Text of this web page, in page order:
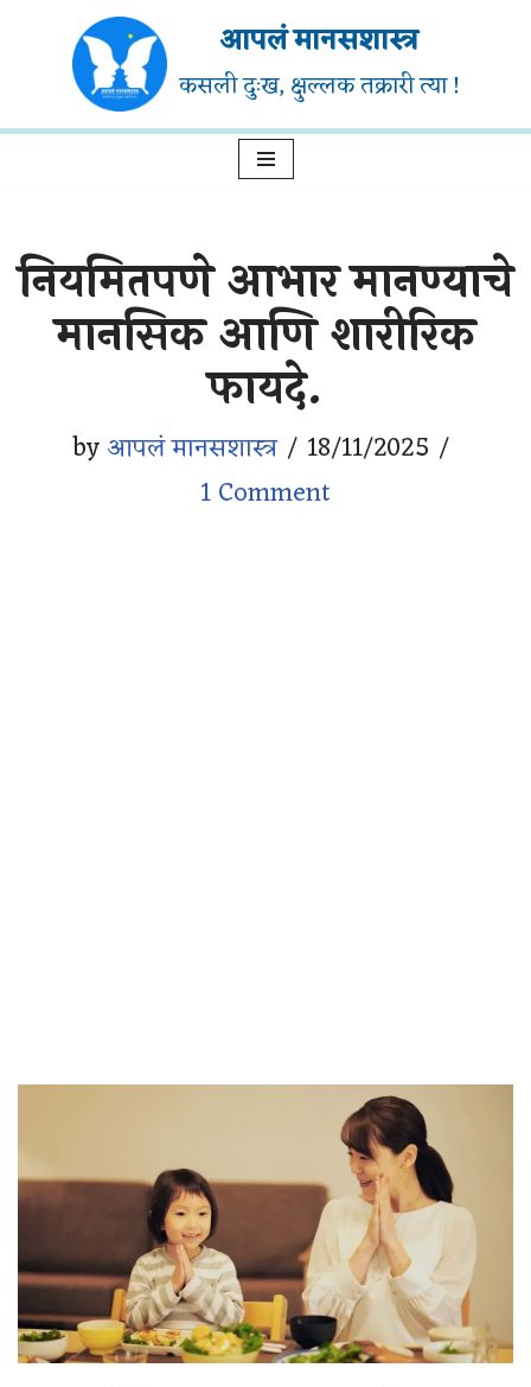
to
आपलं मानसशास्त्र
कसली दुःख, क्षुल्लक तक्रारी त्या !
नियमितपणे आभार मानण्याचे
मानसिक आणि शारीरिक
फायदे.
byआपलं मानसशास्त्र
18/11/2025
1 Comment